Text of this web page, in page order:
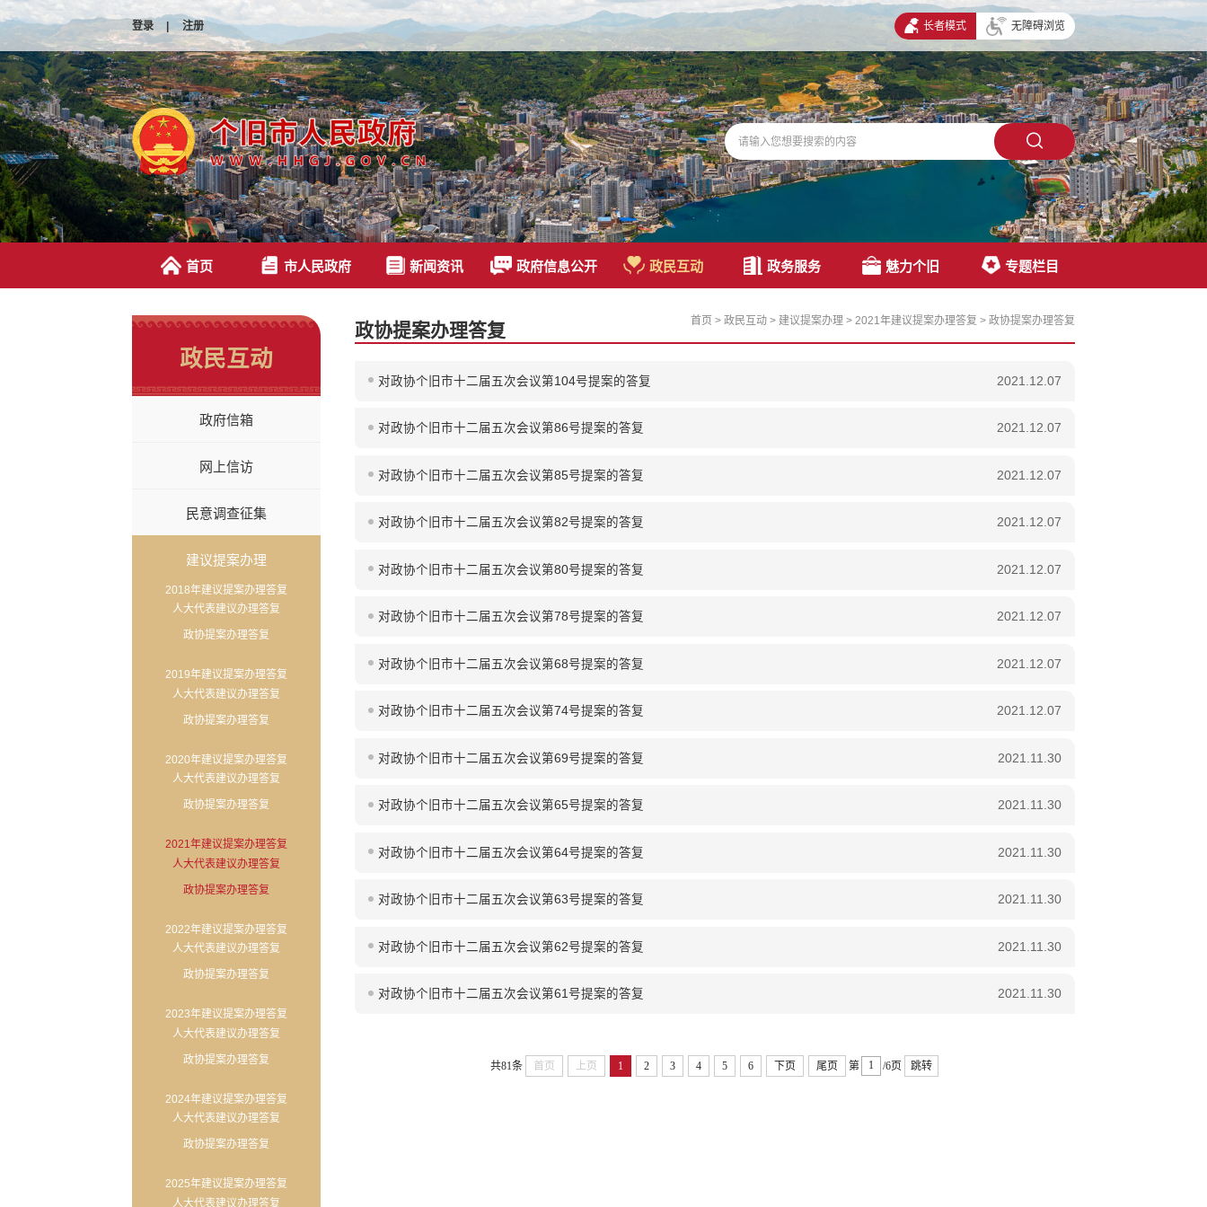
登录 | 注册 长者模式 无障碍浏览
首页 市人民政府 新闻资讯 政府信息公开 政民互动 政务服务 魅力个旧 专题栏目
政民互动
政府信箱
网上信访
民意调查征集
建议提案办理
2018年建议提案办理答复
人大代表建议办理答复
政协提案办理答复
2019年建议提案办理答复
人大代表建议办理答复
政协提案办理答复
2020年建议提案办理答复
人大代表建议办理答复
政协提案办理答复
2021年建议提案办理答复
人大代表建议办理答复
政协提案办理答复
2022年建议提案办理答复
人大代表建议办理答复
政协提案办理答复
2023年建议提案办理答复
人大代表建议办理答复
政协提案办理答复
2024年建议提案办理答复
人大代表建议办理答复
政协提案办理答复
2025年建议提案办理答复
人大代表建议办理答复
政协提案办理答复 首页 > 政民互动 > 建议提案办理 > 2021年建议提案办理答复 > 政协提案办理答复
对政协个旧市十二届五次会议第104号提案的答复 2021.12.07
对政协个旧市十二届五次会议第86号提案的答复 2021.12.07
对政协个旧市十二届五次会议第85号提案的答复 2021.12.07
对政协个旧市十二届五次会议第82号提案的答复 2021.12.07
对政协个旧市十二届五次会议第80号提案的答复 2021.12.07
对政协个旧市十二届五次会议第78号提案的答复 2021.12.07
对政协个旧市十二届五次会议第68号提案的答复 2021.12.07
对政协个旧市十二届五次会议第74号提案的答复 2021.12.07
对政协个旧市十二届五次会议第69号提案的答复 2021.11.30
对政协个旧市十二届五次会议第65号提案的答复 2021.11.30
对政协个旧市十二届五次会议第64号提案的答复 2021.11.30
对政协个旧市十二届五次会议第63号提案的答复 2021.11.30
对政协个旧市十二届五次会议第62号提案的答复 2021.11.30
对政协个旧市十二届五次会议第61号提案的答复 2021.11.30
共81条 首页 上页 1 2 3 4 5 6 下页 尾页 第 /6页 跳转